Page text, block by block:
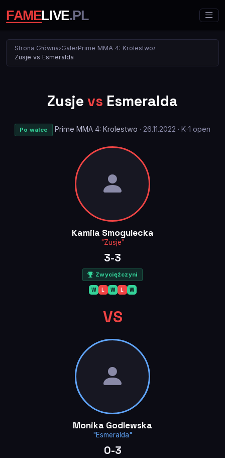
Strona Główna›Gale›Prime MMA 4: Krolestwo›
Zusje vs Esmeralda
Zusje vs Esmeralda
Po walce Prime MMA 4: Krolestwo · 26.11.2022 · K-1 open
Kamila Smogulecka
"Zusje"
3-3
Zwyciężczyni
W L W L W
VS
Monika Godlewska
"Esmeralda"
0-3